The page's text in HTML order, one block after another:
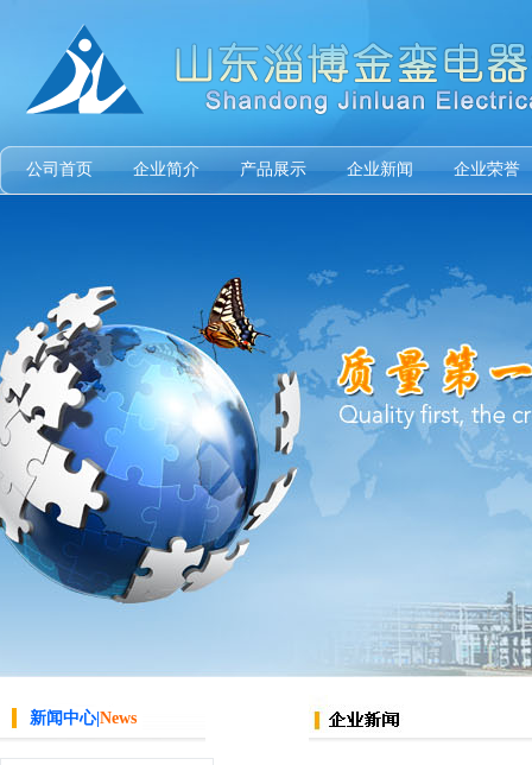
公司首页 企业简介 产品展示 企业新闻 企业荣誉
新闻中心|News